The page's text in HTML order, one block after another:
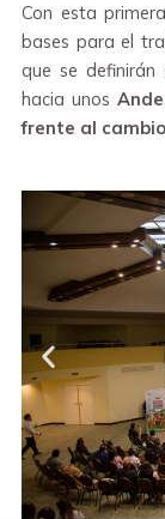
Con esta
bases para el
que se
hacia unos
frente al